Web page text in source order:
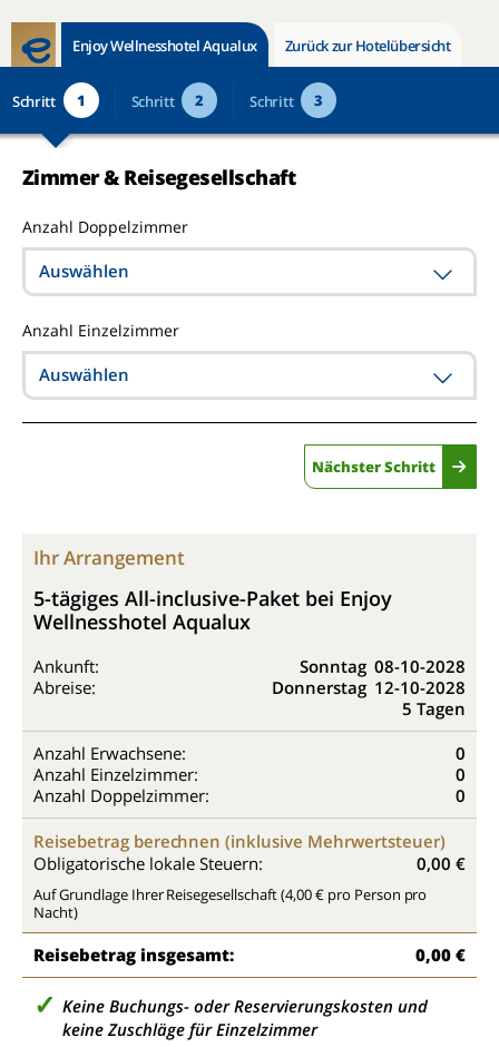
Enjoy Wellnesshotel Aqualux Zurück zur Hotelübersicht
Schritt 1 Schritt 2 Schritt 3
Zimmer & Reisegesellschaft
Anzahl Doppelzimmer
Auswählen
Anzahl Einzelzimmer
Auswählen
Nächster Schritt
Ihr Arrangement
5-tägiges All-inclusive-Paket bei Enjoy
Wellnesshotel Aqualux
Ankunft: Sonntag 08-10-2028
Abreise:
Donnerstag 12-10-2028
5 Tagen
Anzahl Erwachsene:
0
Anzahl Einzelzimmer:
0
Anzahl Doppelzimmer:
0
Reisebetrag berechnen (inklusive Mehrwertsteuer)
Obligatorische lokale Steuern:
0,00 €
Auf Grundlage Ihrer Reisegesellschaft (4,00 € pro Person pro
Nacht)
Reisebetrag insgesamt: 0,00 €
Keine Buchungs- oder Reservierungskosten und
keine Zuschläge für Einzelzimmer